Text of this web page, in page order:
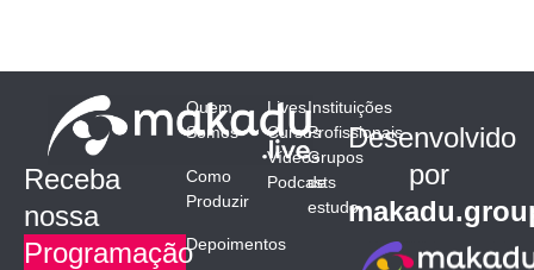
Receba
nossa
Programação
Quem
Somos
Como
Produzir
Depoimentos
Lives
Cursos
Vídeos
Podcasts
Instituições
Profissionais
Grupos
de
estudo
Desenvolvido
por